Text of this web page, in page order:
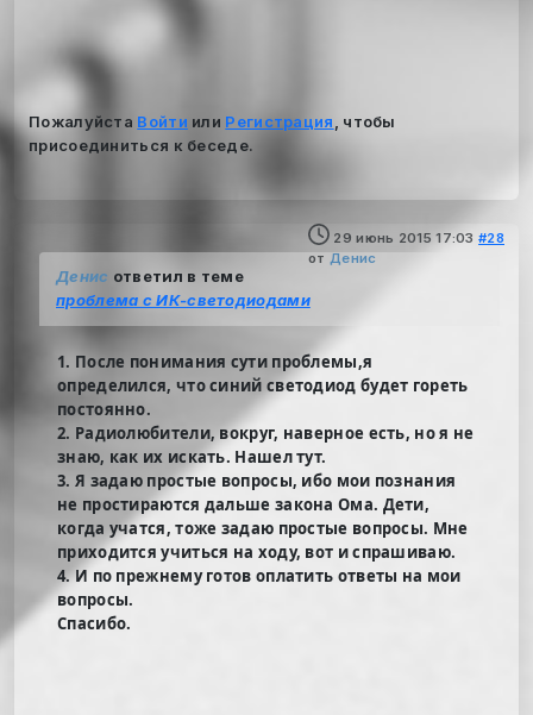
Пожалуйста Войти или Регистрация
, чтобы
присоединиться к беседе.
29 июнь 2015 17:03 #28
от Денис
Денис ответил в теме
проблема с ИК-светодиодами
1. После понимания сути проблемы,я
определился, что синий светодиод будет гореть
постоянно.
2. Радиолюбители, вокруг, наверное есть, но я не
знаю, как их искать. Нашел тут.
3. Я задаю простые вопросы, ибо мои познания
не простираются дальше закона Ома. Дети,
когда учатся, тоже задаю простые вопросы. Мне
приходится учиться на ходу, вот и спрашиваю.
4. И по прежнему готов оплатить ответы на мои
вопросы.
Спасибо.